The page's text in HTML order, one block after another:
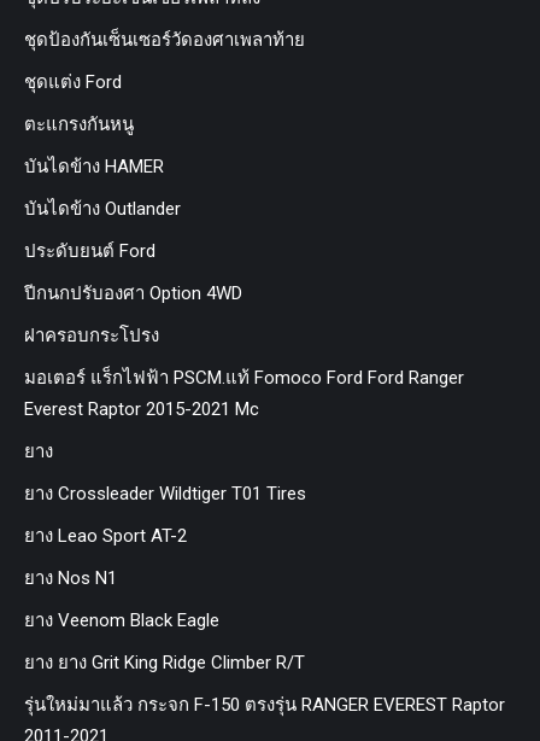
ชุดป้องกันเซ็นเซอร์วัดองศาเพลาท้าย
ชุดแต่ง Ford
ตะแกรงกันหนู
บันไดข้าง HAMER
บันไดข้าง Outlander
ประดับยนต์ Ford
ปีกนกปรับองศา Option 4WD
ฝาครอบกระโปรง
มอเตอร์ แร็กไฟฟ้า PSCM.แท้ Fomoco Ford Ford Ranger
Everest Raptor 2015-2021 Mc
ยาง
ยาง Crossleader Wildtiger T01 Tires
ยาง Leao Sport AT-2
ยาง Nos N1
ยาง Veenom Black Eagle
ยาง ยาง Grit King Ridge Climber R/T
รุ่นใหม่มาแล้ว กระจก F-150 ตรงรุ่น RANGER EVEREST Raptor
2011-2021